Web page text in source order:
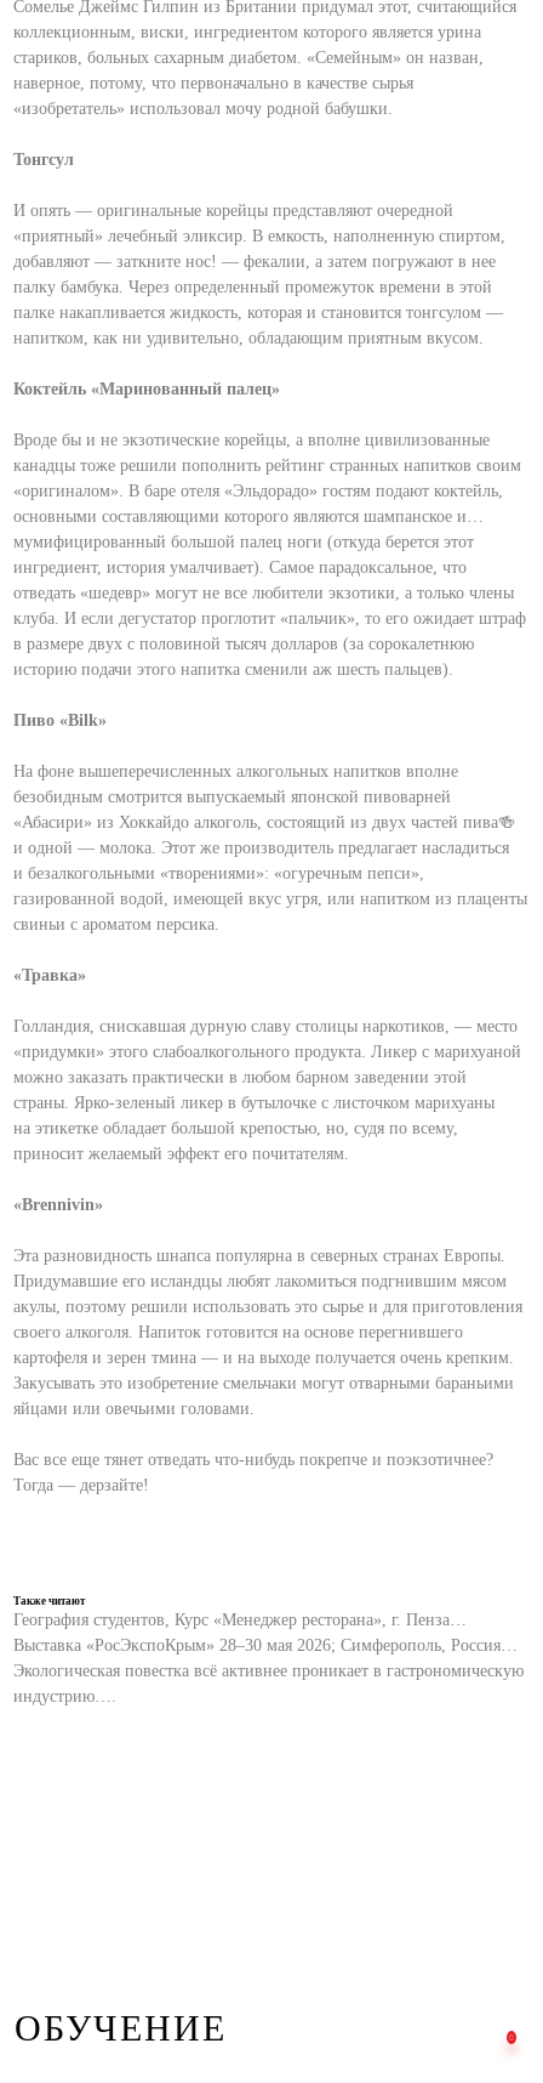
Сомелье Джеймс Гилпин из Британии придумал этот, считающийся
коллекционным, виски, ингредиентом которого является урина
стариков, больных сахарным диабетом. «Семейным» он назван,
наверное, потому, что первоначально в качестве сырья
«изобретатель» использовал мочу родной бабушки.
Тонгсул
И опять — оригинальные корейцы представляют очередной
«приятный» лечебный эликсир. В емкость, наполненную спиртом,
добавляют — заткните нос! — фекалии, а затем погружают в нее
палку бамбука. Через определенный промежуток времени в этой
палке накапливается жидкость, которая и становится тонгсулом —
напитком, как ни удивительно, обладающим приятным вкусом.
Коктейль «Маринованный палец»
Вроде бы и не экзотические корейцы, а вполне цивилизованные
канадцы тоже решили пополнить рейтинг странных напитков своим
«оригиналом». В баре отеля «Эльдорадо» гостям подают коктейль,
основными составляющими которого являются шампанское и…
мумифицированный большой палец ноги (откуда берется этот
ингредиент, история умалчивает). Самое парадоксальное, что
отведать «шедевр» могут не все любители экзотики, а только члены
клуба. И если дегустатор проглотит «пальчик», то его ожидает штраф
в размере двух с половиной тысяч долларов (за сорокалетнюю
историю подачи этого напитка сменили аж шесть пальцев).
Пиво «Bilk»
На фоне вышеперечисленных алкогольных напитков вполне
безобидным смотрится выпускаемый японской пивоварней
«Абасири» из Хоккайдо алкоголь, состоящий из двух частей пива🍻
и одной — молока. Этот же производитель предлагает насладиться
и безалкогольными «творениями»: «огуречным пепси»,
газированной водой, имеющей вкус угря, или напитком из плаценты
свиньи с ароматом персика.
«Травка»
Голландия, снискавшая дурную славу столицы наркотиков, — место
«придумки» этого слабоалкогольного продукта. Ликер с марихуаной
можно заказать практически в любом барном заведении этой
страны. Ярко-зеленый ликер в бутылочке с листочком марихуаны
на этикетке обладает большой крепостью, но, судя по всему,
приносит желаемый эффект его почитателям.
«Brennivin»
Эта разновидность шнапса популярна в северных странах Европы.
Придумавшие его исландцы любят лакомиться подгнившим мясом
акулы, поэтому решили использовать это сырье и для приготовления
своего алкоголя. Напиток готовится на основе перегнившего
картофеля и зерен тмина — и на выходе получается очень крепким.
Закусывать это изобретение смельчаки могут отварными бараньими
яйцами или овечьими головами.
Вас все еще тянет отведать что-нибудь покрепче и поэкзотичнее?
Тогда — дерзайте!
Также читают
География студентов, Курс «Менеджер ресторана», г. Пенза…
Выставка «РосЭкспоКрым» 28–30 мая 2026; Симферополь, Россия…
Экологическая повестка всё активнее проникает в гастрономическую
индустрию….
ОБУЧЕНИЕ